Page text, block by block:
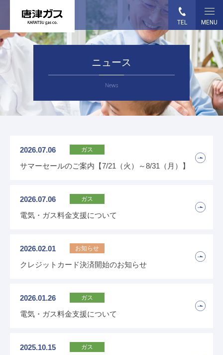
TEL MENU
HOME
各種お手続き
採用情報
緊急の時はこちら
ニュース
News
2026.07.06 ガス
サマーセールのご案内【7/21（火）～8/31（月）】
2026.07.06 ガス
電気・ガス料金支援について
2026.02.01 お知らせ
クレジットカード決済開始のお知らせ
2026.01.26 ガス
電気・ガス料金支援について
2025.10.15 ガス